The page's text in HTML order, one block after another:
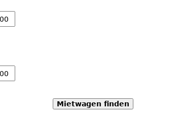
Mietwagen finden